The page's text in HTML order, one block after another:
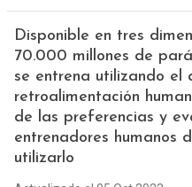
Disponible en tres
70.000 millones de
se entrena utilizando
retroalimentación
de las preferencias y
entrenadores humanos
utilizarlo